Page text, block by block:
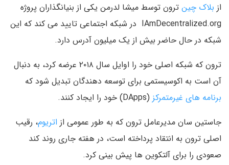
از بلاک چین ترون توسط میشا لدرمن یکی از بنیانگذاران پروژه
IAmDecentralized.org در شبکه اجتماعی تایید می کند که این
شبکه در حال حاضر بیش از یک میلیون آدرس دارد.
ترون که شبکه اصلی خود را اوایل سال ۲۰۱۸ عرضه کرد، به دنبال
آن است به اکوسیستمی برای توسعه دهندگان تبدیل شود که
برنامه های غیرمتمرکز (DApps) خود را ایجاد کنند.
جاستین سان مدیرعامل ترون که به طور عمومی از اتریوم، رقیب
اصلی ترون به انتقاد پرداخته است، در هفته جاری روند کند
صعودی را برای آلتکوین ها پیش بینی کرد.